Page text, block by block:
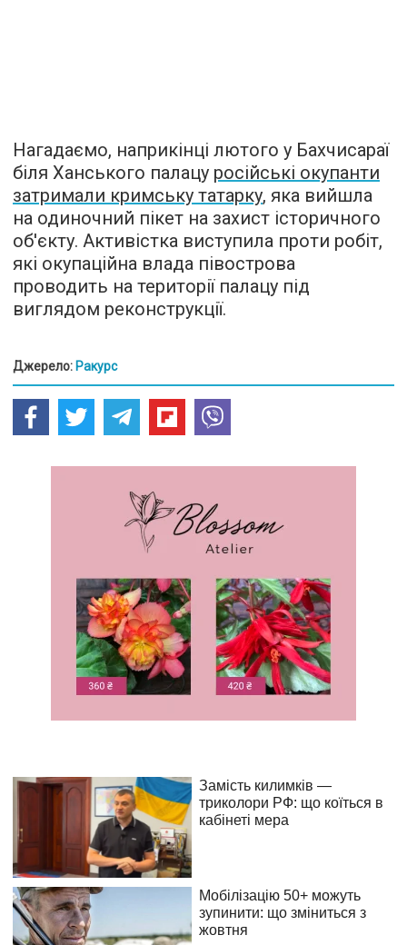
Нагадаємо, наприкінці лютого у Бахчисараї
біля Ханського палацу російські окупанти
затримали кримську татарку, яка вийшла
на одиночний пікет на захист історичного
об'єкту. Активістка виступила проти робіт,
які окупаційна влада півострова
проводить на території палацу під
виглядом реконструкції.
Джерело: Ракурс